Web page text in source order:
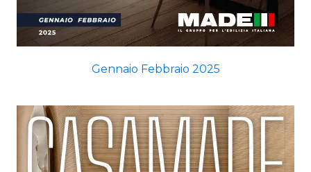
Gennaio Febbraio 2025